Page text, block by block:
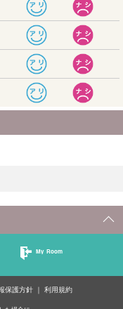
My Room
保護方針 利用規約